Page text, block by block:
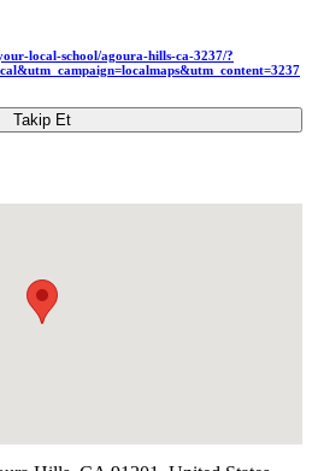
local-school/agoura-hills-ca-3237/?
Takip Et